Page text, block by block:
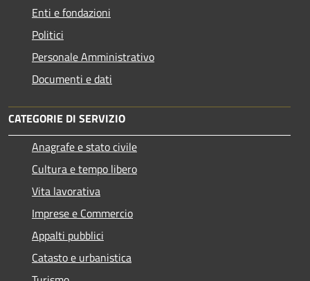
Enti e fondazioni
Politici
Personale Amministrativo
Documenti e dati
CATEGORIE DI SERVIZIO
Anagrafe e stato civile
Cultura e tempo libero
Vita lavorativa
Imprese e Commercio
Appalti pubblici
Catasto e urbanistica